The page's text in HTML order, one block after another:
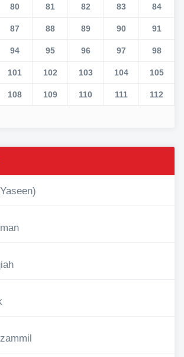
80 81 82 83 84
87 88 89 90 91
94 95 96 97 98
101 102 103 104 105
108 109 110 111 112